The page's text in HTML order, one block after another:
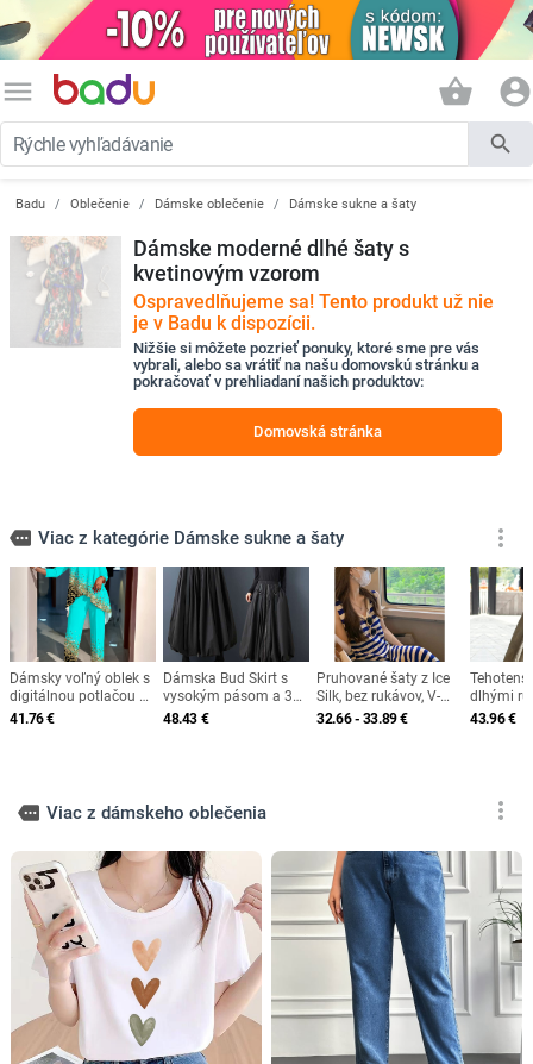
menu shopping_basket account_circle
search
Badu Oblečenie Dámske oblečenie Dámske sukne a šaty
Dámske moderné dlhé šaty s
kvetinovým vzorom
Ospravedlňujeme sa! Tento produkt už nie
je v Badu k dispozícii.
Nižšie si môžete pozrieť ponuky, ktoré sme pre vás
vybrali, alebo sa vrátiť na našu domovskú stránku a
pokračovať v prehliadaní našich produktov:
Domovská stránka
more Viac z kategórie Dámske sukne a šaty
Dámsky voľný oblek s
digitálnou potlačou na
mapu produktov cez
41.76€
Dámska Bud Skirt s
vysokým pásom a 3D
dekoráciou zo
48.43 €
Pruhované šaty z Ice
Silk, bez rukávov, V-
výstrih, vysoký pás,
32.66 - 33.89€
dlhými
pletený
43.96€
more_vert
more Viac z dámskeho oblečenia more_vert